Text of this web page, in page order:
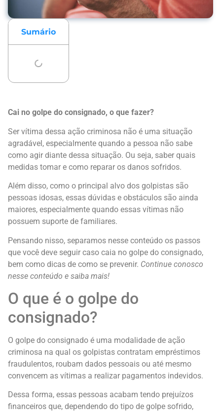
Sumário
Cai no golpe do consignado, o que fazer?
Ser vítima dessa ação criminosa não é uma situação
agradável, especialmente quando a pessoa não sabe
como agir diante dessa situação. Ou seja, saber quais
medidas tomar e como reparar os danos sofridos.
Além disso, como o principal alvo dos golpistas são
pessoas idosas, essas dúvidas e obstáculos são ainda
maiores, especialmente quando essas vítimas não
possuem suporte de familiares.
Pensando nisso, separamos nesse conteúdo os passos
que você deve seguir caso caia no golpe do consignado,
bem como dicas de como se prevenir. Continue conosco
nesse conteúdo e saiba mais!
O que é o golpe do
consignado?
O golpe do consignado é uma modalidade de ação
criminosa na qual os golpistas contratam empréstimos
fraudulentos, roubam dados pessoais ou até mesmo
convencem as vítimas a realizar pagamentos indevidos.
Dessa forma, essas pessoas acabam tendo prejuízos
financeiros que, dependendo do tipo de golpe sofrido,